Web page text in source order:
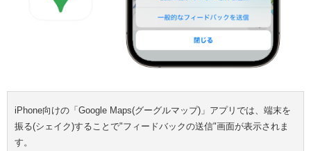
iPhone向けの「Google Maps(グーグルマップ)」アプリでは、端末を
振る(シェイク)することで"フィードバックの送信"画面が表示されま
す。